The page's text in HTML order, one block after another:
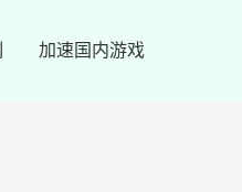
加速国内游戏